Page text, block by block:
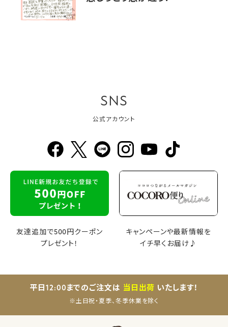
SNS
公式アカウント
友達追加で500円クーポン
プレゼント！
キャンペーンや最新情報を
イチ早くお届け♪
平日12:00までのご注文は 当日出荷 いたします！
※土日祝・夏季、冬季休業を除く